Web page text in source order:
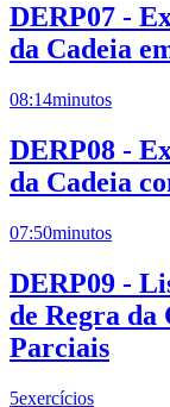
DERP07 -
da Cadeia
08:14minutos
DERP08 -
da Cadeia
07:50minutos
DERP09 -
de Regra da
Parciais
5exercícios